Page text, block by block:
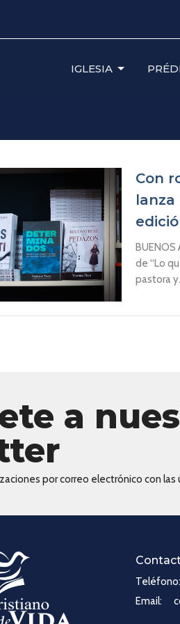
IGLESIA
Con
lanza
BUENOS
de “Lo
pastora
a
por correo electrónico con las
Teléfono:
Email: